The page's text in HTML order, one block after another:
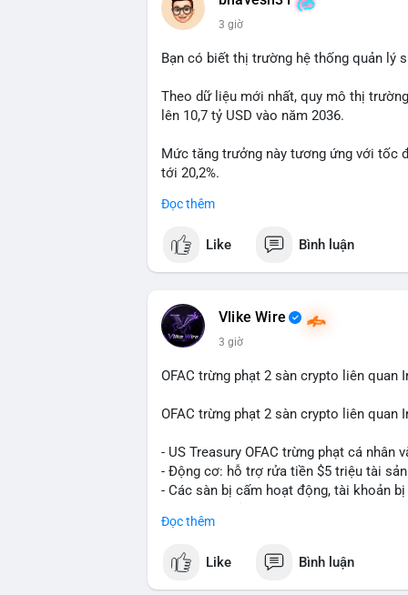
hoạt động, đó là tín hiệu gom hàng chiến
tránh hành động theo cảm xúc. Xác
#99dot6btc #capvoichuyentien
3 giờ
Bạn có biết thị trường hệ thống quản lý
Theo dữ liệu mới nhất, quy mô thị
lên 10,7 tỷ USD vào năm 2036.
Mức tăng trưởng này tương ứng với tốc
tới 20,2%.
Điều gì đang thúc đẩy sự tăng trưởng
Đọc thêm
Like Bình luận
Vlike Wire
3 giờ
OFAC trừng phạt 2 sàn crypto liên quan
OFAC trừng phạt 2 sàn crypto liên quan
- US Treasury OFAC trừng phạt cá nhân
- Động cơ: hỗ trợ rửa tiền $5 triệu tài
- Các sàn bị cấm hoạt động, tài khoản bị
$btc $eth
Đọc thêm
Like Bình luận